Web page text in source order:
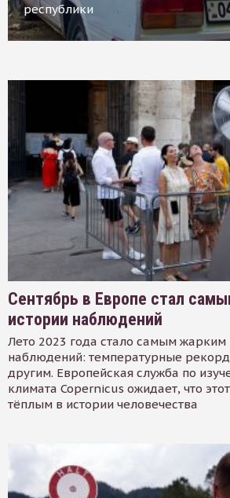
республики
Сентябрь в Европе стал
истории наблюдений
Лето 2023 года стало самым жарким
наблюдений: температурные
другим. Европейская служба по
климата Copernicus ожидает, что
тёплым в истории человечества